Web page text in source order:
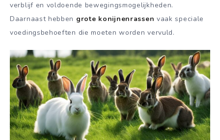
verblijf en voldoende bewegingsmogelijkheden.
Daarnaast hebben grote konijnenrassen vaak speciale
voedingsbehoeften die moeten worden vervuld.